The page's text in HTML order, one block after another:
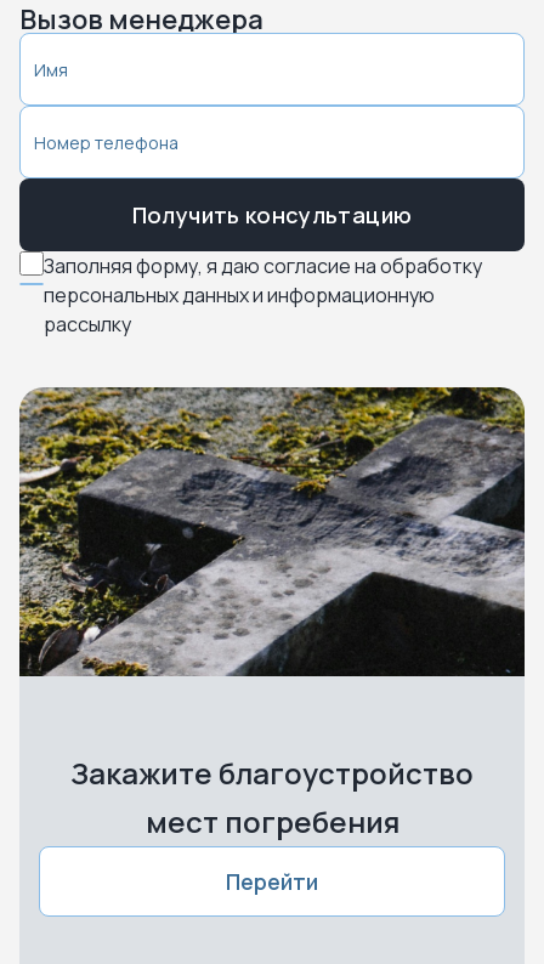
Вызов менеджера
Заполняя форму, я даю согласие на обработку
персональных данных и информационную
рассылку
Получить консультацию
Закажите благоустройство
мест погребения
Перейти